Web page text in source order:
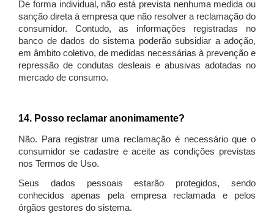
De forma individual, não está prevista nenhuma medida ou
sanção direta à empresa que não resolver a reclamação do
consumidor. Contudo, as informações registradas no
banco de dados do sistema poderão subsidiar a adoção,
em âmbito coletivo, de medidas necessárias à prevenção e
repressão de condutas desleais e abusivas adotadas no
mercado de consumo.
14. Posso reclamar anonimamente?
Não. Para registrar uma reclamação é necessário que o
consumidor se cadastre e aceite as condições previstas
nos Termos de Uso.
Seus dados pessoais estarão protegidos, sendo
conhecidos apenas pela empresa reclamada e pelos
órgãos gestores do sistema.